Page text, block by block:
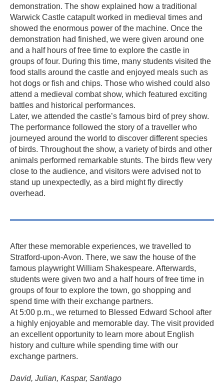
demonstration. The show explained how a traditional
Warwick Castle catapult worked in medieval times and
showed the enormous power of the machine. Once the
demonstration had finished, we were given around one
and a half hours of free time to explore the castle in
groups of four. During this time, many students visited the
food stalls around the castle and enjoyed meals such as
hot dogs or fish and chips. Those who wished could also
attend a medieval combat show, which featured exciting
battles and historical performances.
Later, we attended the castle’s famous bird of prey show.
The performance followed the story of a traveller who
journeyed around the world to discover different species
of birds. Throughout the show, a variety of birds and other
animals performed remarkable stunts. The birds flew very
close to the audience, and visitors were advised not to
stand up unexpectedly, as a bird might fly directly
overhead.
After these memorable experiences, we travelled to
Stratford-upon-Avon. There, we saw the house of the
famous playwright William Shakespeare. Afterwards,
students were given two and a half hours of free time in
groups of four to explore the town, go shopping and
spend time with their exchange partners.
At 5:00 p.m., we returned to Blessed Edward School after
a highly enjoyable and memorable day. The visit provided
an excellent opportunity to learn more about English
history and culture while spending time with our
exchange partners.
David, Julian, Kaspar, Santiago